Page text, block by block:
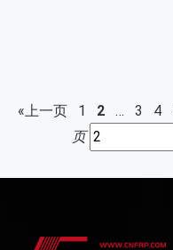
«上一页 1 2 … 3 4
页